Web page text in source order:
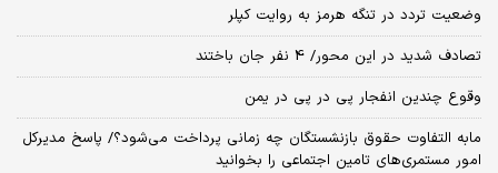
وضعیت تردد در تنگه هرمز به روایت کپلر
تصادف شدید در این محور/ 4 نفر جان باختند
وقوع چندین انفجار پی در پی در یمن
مابه التفاوت حقوق بازنشستگان چه زمانی پرداخت می‌شود؟/ پاسخ مدیرکل
امور مستمری‌های تامین اجتماعی را بخوانید